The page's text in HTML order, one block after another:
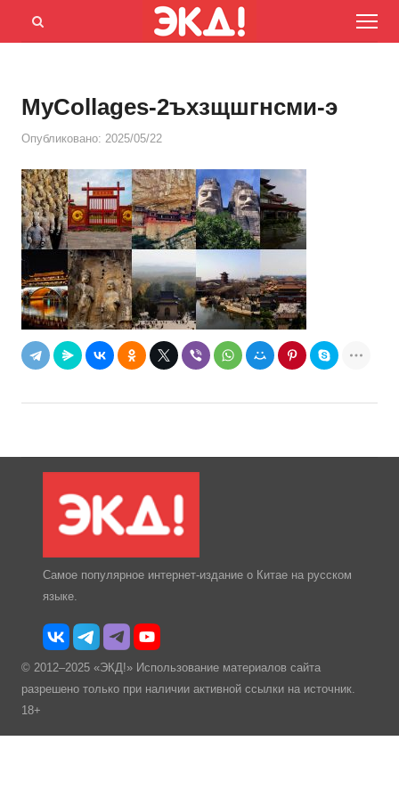
Menu
Открыть
MyCollages-2ъхзщшгнсми-э
Опубликовано: 2025/05/22
Самое популярное интернет-издание о Китае на русском
языке.
© 2012–2025 «ЭКД!» Использование материалов сайта
разрешено только при наличии активной ссылки на источник.
18+